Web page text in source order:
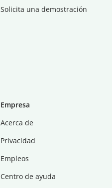
Solicita una demostración
Empresa
Acerca de
Privacidad
Empleos
Centro de ayuda